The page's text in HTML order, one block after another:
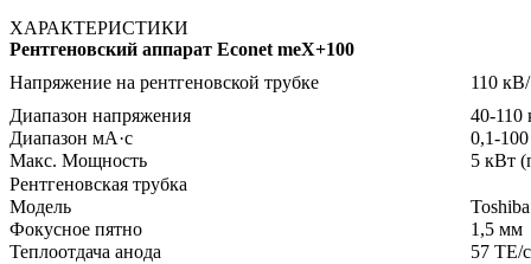
ХАРАКТЕРИСТИКИ
Рентгеновский аппарат Econet meX+100
Напряжение на рентгеновской трубке
110
Диапазон напряжения
40-110
Диапазон мА·с
0,1-
Макс. Мощность
5 кВт
Рентгеновская трубка
Модель
Фокусное пятно
1,5 мм
Теплоотдача анода
57 ТЕ/с